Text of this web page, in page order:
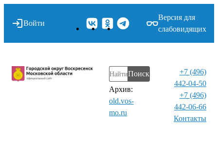
Войти
Версия для
слабовидящих
Поиск
Архив:
old.vos-
mo.ru
+7 (496)
442-04-50
+7 (496)
442-06-66
Контакты⁠